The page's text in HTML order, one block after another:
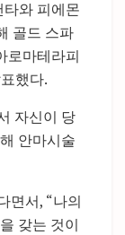
와 피에몬
골드 스파
로마테라피
했다.
자신이 당
안마시술
면서, “나의
갖는 것이